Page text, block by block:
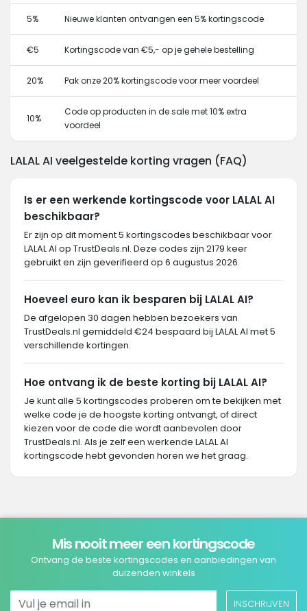
5% Nieuwe klanten ontvangen een 5% kortingscode
€5 Kortingscode van €5,- op je gehele bestelling
20% Pak onze 20% kortingscode voor meer voordeel
10%
Code op producten in de sale met 10% extra
voordeel
LALAL AI veelgestelde korting vragen (FAQ)
Is er een werkende kortingscode voor LALAL AI
beschikbaar?
Er zijn op dit moment 5 kortingscodes beschikbaar voor
LALAL AI op TrustDeals.nl. Deze codes zijn 2179 keer
gebruikt en zijn geverifieerd op 6 augustus 2026.
Hoeveel euro kan ik besparen bij LALAL AI?
De afgelopen 30 dagen hebben bezoekers van
TrustDeals.nl gemiddeld €24 bespaard bij LALAL AI met 5
verschillende kortingen.
Hoe ontvang ik de beste korting bij LALAL AI?
Je kunt alle 5 kortingscodes proberen om te bekijken met
welke code je de hoogste korting ontvangt, of direct
kiezen voor de code die wordt aanbevolen door
TrustDeals.nl. Als je zelf een werkende LALAL AI
kortingscode hebt gevonden horen we het graag.
Mis nooit meer een kortingscode
Ontvang de beste kortingscodes en aanbiedingen van
duizenden winkels
INSCHRIJVEN